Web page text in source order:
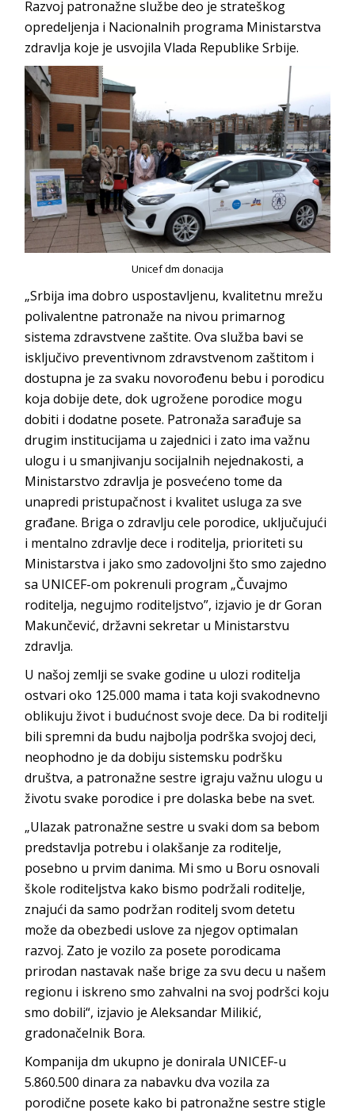
Razvoj patronažne službe deo je strateškog
opredeljenja i Nacionalnih programa Ministarstva
zdravlja koje je usvojila Vlada Republike Srbije.
Unicef dm donacija
„Srbija ima dobro uspostavljenu, kvalitetnu mrežu
polivalentne patronaže na nivou primarnog
sistema zdravstvene zaštite. Ova služba bavi se
isključivo preventivnom zdravstvenom zaštitom i
dostupna je za svaku novorođenu bebu i porodicu
koja dobije dete, dok ugrožene porodice mogu
dobiti i dodatne posete. Patronaža sarađuje sa
drugim institucijama u zajednici i zato ima važnu
ulogu i u smanjivanju socijalnih nejednakosti, a
Ministarstvo zdravlja je posvećeno tome da
unapredi pristupačnost i kvalitet usluga za sve
građane. Briga o zdravlju cele porodice, uključujući
i mentalno zdravlje dece i roditelja, prioriteti su
Ministarstva i jako smo zadovoljni što smo zajedno
sa UNICEF-om pokrenuli program „Čuvajmo
roditelja, negujmo roditeljstvo”, izjavio je dr Goran
Makunčević, državni sekretar u Ministarstvu
zdravlja.
U našoj zemlji se svake godine u ulozi roditelja
ostvari oko 125.000 mama i tata koji svakodnevno
oblikuju život i budućnost svoje dece. Da bi roditelji
bili spremni da budu najbolja podrška svojoj deci,
neophodno je da dobiju sistemsku podršku
društva, a patronažne sestre igraju važnu ulogu u
životu svake porodice i pre dolaska bebe na svet.
„Ulazak patronažne sestre u svaki dom sa bebom
predstavlja potrebu i olakšanje za roditelje,
posebno u prvim danima. Mi smo u Boru osnovali
škole roditeljstva kako bismo podržali roditelje,
znajući da samo podržan roditelj svom detetu
može da obezbedi uslove za njegov optimalan
razvoj. Zato je vozilo za posete porodicama
prirodan nastavak naše brige za svu decu u našem
regionu i iskreno smo zahvalni na svoj podršci koju
smo dobili“, izjavio je Aleksandar Milikić,
gradonačelnik Bora.
Kompanija dm ukupno je donirala UNICEF-u
5.860.500 dinara za nabavku dva vozila za
porodične posete kako bi patronažne sestre stigle